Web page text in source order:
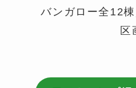
バンガロー全12
区